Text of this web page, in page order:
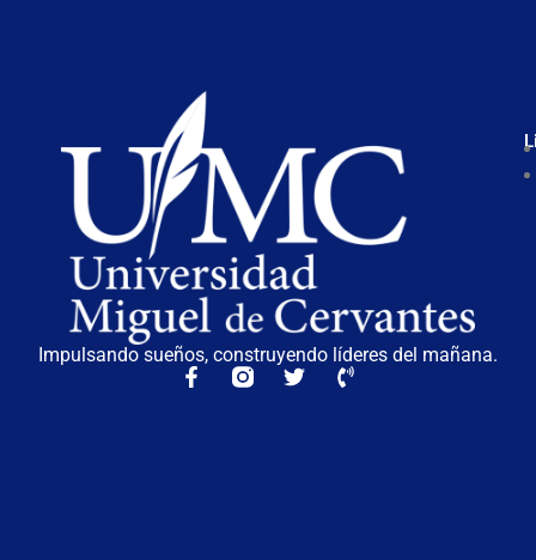
Impulsando sueños, construyendo líderes del mañana.